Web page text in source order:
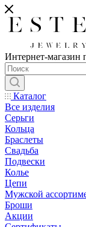
Интернет-магазин
Каталог
Все изделия
Серьги
Кольца
Браслеты
Свадьба
Подвески
Колье
Цепи
Мужской
Броши
Акции